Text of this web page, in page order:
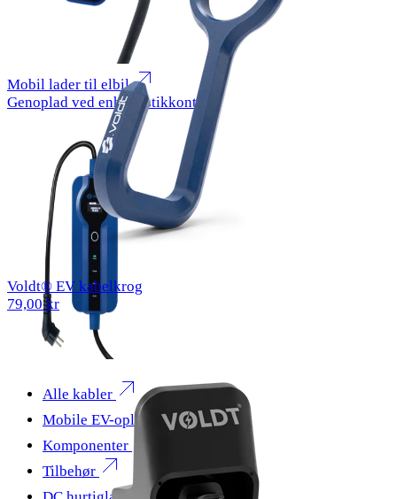
Mobil lader til elbil
Genoplad ved enhver stikkontakt
Alle kabler
Mobile EV-opladere
Komponenter
Tilbehør
Voldt® EV kabelkrog
79,00 kr